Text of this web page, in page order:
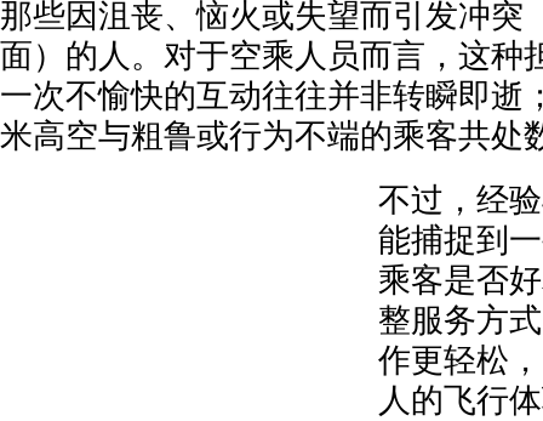
那些因沮丧、恼火或失望而引发冲突
面）的人。对于空乘人员而言，这种
一次不愉快的互动往往并非转瞬即逝
米高空与粗鲁或行为不端的乘客共处
不过，经
能捕捉到
乘客是否
整服务方
作更轻松
人的飞行